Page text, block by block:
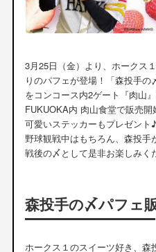
3月25日（金）より、ホークス
りのパフェが登場！「森投手の
をコンコース内2ゲート『肉山
FUKUOKA内 肉山食堂で販売
可愛いステッカーもプレゼント
野球観戦中はもちろん、森投
戦後の〆として是非お楽しみく
森投手の〆パフェ
ホークス１のスイーツ好き、